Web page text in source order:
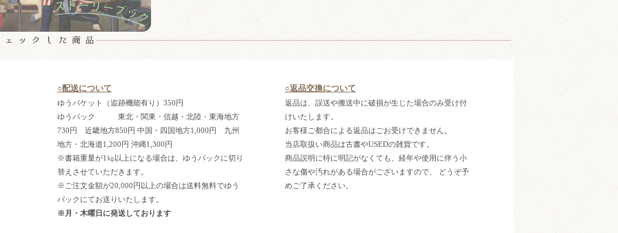
○配送について
ゆうパケット（追跡機能有り）350円
ゆうパック 東北・関東・信越・北陸・東海地方
730円 近畿地方850円 中国・四国地方1,000円 九州
地方・北海道1,200円 沖縄1,300円
※書籍重量が1㎏以上になる場合は、ゆうパックに切り
替えさせていただきます。
※ご注文金額が20,000円以上の場合は送料無料でゆう
パックにてお送りいたします。
※月・木曜日に発送しております
○返品交換について
返品は、誤送や搬送中に破損が生じた場合のみ受け付
けいたします。
お客様ご都合による返品はごお受けできません。
当店取扱い商品は古書やUSEDの雑貨です。
商品説明に特に明記がなくても、経年や使用に伴う小
さな傷や汚れがある場合がございますので、 どうぞ予
めご了承ください。